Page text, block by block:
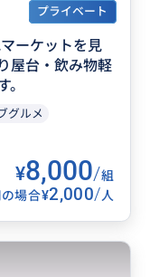
プライベート
ーケットを見
屋台・飲み物軽
グルメ
¥8,000/組
場合¥2,000/人